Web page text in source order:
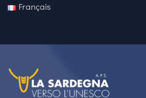
Français